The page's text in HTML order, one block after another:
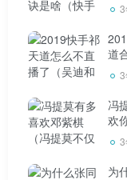
道
冯
欢
为